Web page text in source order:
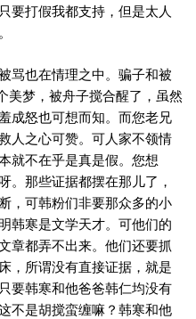
要打假我都支持，但是太人
骂也在情理之中。骗子和被
美梦，被舟子搅合醒了，虽然
成怒也可想而知。而您老兄
人之心可赞。可人家不领情
就不在乎是真是假。您想
。那些证据都摆在那儿了，
，可韩粉们非要那众多的小
韩寒是文学天才。可他们的
章都弄不出来。他们还要抓
，所谓没有直接证据，就是
要韩寒和他爸爸韩仁均没有
不是胡搅蛮缠嘛？韩寒和他